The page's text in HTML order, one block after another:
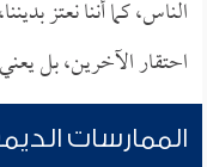
الناس، كما أننا نعتز
احتقار الآخرين، بل
الممارسات